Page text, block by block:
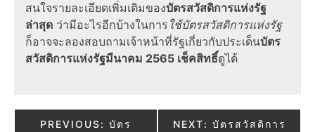
สนใจรายละเอียดเพิ่มเติมของบัตรสวัสดิการแห่งรัฐ
ล่าสุด ว่ามีอะไรอีกบ้างในการ ใช้บัตรสวัสดิการแห่งรัฐ
ก็อาจจะลองสอบถามเจ้าหน้าที่รัฐเกี่ยวกับประเด็นบัตร
สวัสดิการแห่งรัฐมีนาคม 2565 เช็คสิทธิ์ดูได้
PostPREVIOUS: บัตร
NEXT: บัตรสวัสดิการ